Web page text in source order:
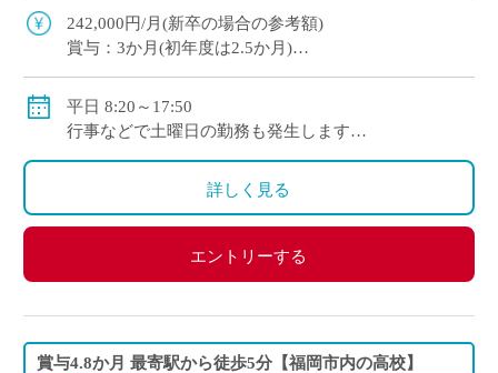
はあります！ 仕事もプライベート […]
242,000円/月(新卒の場合の参考額)
賞与：3か月(初年度は2.5か月)
平日 8:20～17:50
行事などで土曜日の勤務も発生します
※年間変形労働時間制
詳しく見る
エントリーする
賞与4.8か月 最寄駅から徒歩5分【福岡市内の高校】